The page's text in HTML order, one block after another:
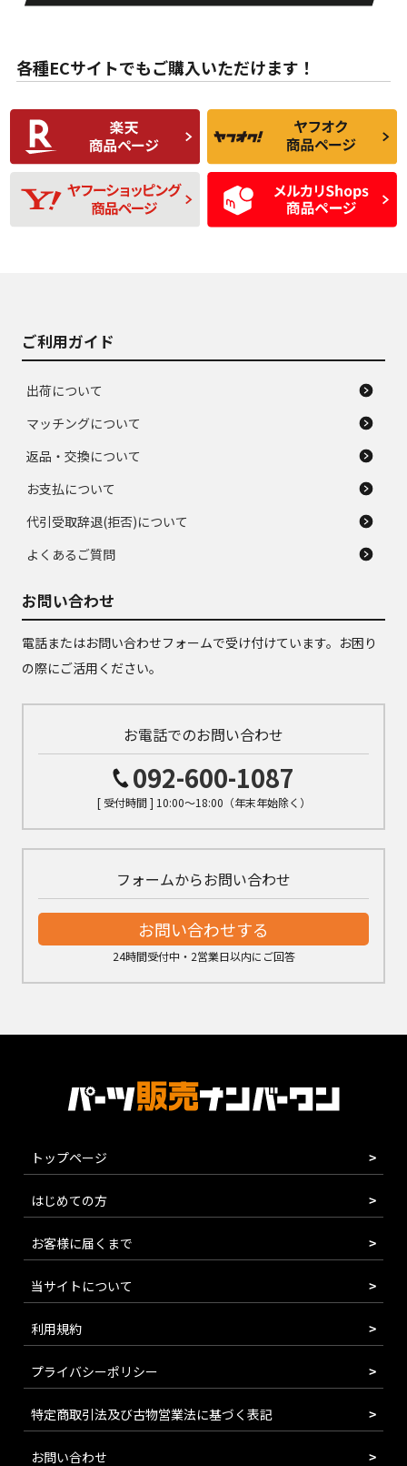
な中古品
んどない中古品
C
比較的きれいな中古
品
C
られるが、使用に問
題のない中古品
D
使用感や目立つ傷が
あり、一般的な中古
品
D
残り溝も少なく、偏
磨耗がみられ、短期
間使用できるくらい
の中古品
各種ECサイトでもご購入いただけます！
ご利用ガイド
出荷について
マッチングについて
返品・交換について
お支払について
代引受取辞退(拒否)について
よくあるご質問
お問い合わせ
電話またはお問い合わせフォームで受け付けています。お困り
の際にご活用ください。
お電話でのお問い合わせ
092-600-1087
[ 受付時間 ] 10:00～18:00（年末年始除く）
フォームからお問い合わせ
お問い合わせする
24時間受付中・2営業日以内にご回答
トップページ
はじめての方
お客様に届くまで
当サイトについて
利用規約
プライバシーポリシー
特定商取引法及び古物営業法に基づく表記
お問い合わせ